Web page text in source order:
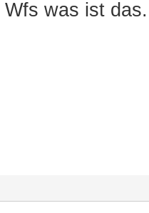
Wfs was ist